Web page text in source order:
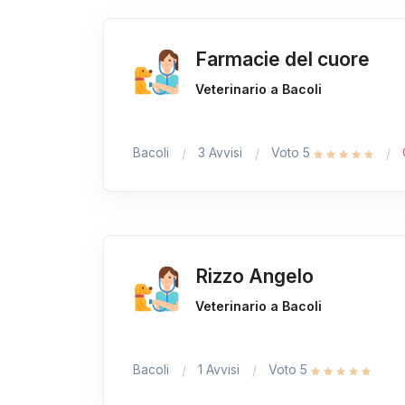
Farmacie del cuore
Veterinario a Bacoli
Bacoli 3 Avvisi Voto 5
Rizzo Angelo
Veterinario a Bacoli
Bacoli 1 Avvisi Voto 5